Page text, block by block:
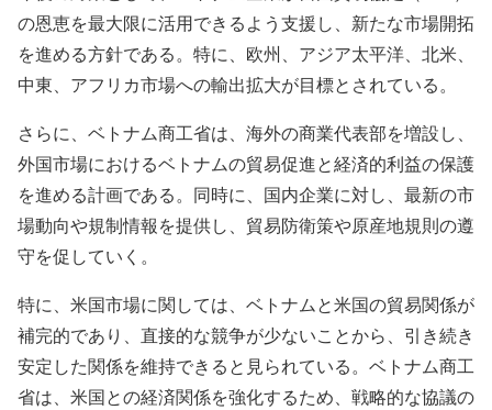
の恩恵を最大限に活用できるよう支援し、新たな市場開拓
を進める方針である。特に、欧州、アジア太平洋、北米、
中東、アフリカ市場への輸出拡大が目標とされている。
さらに、ベトナム商工省は、海外の商業代表部を増設し、
外国市場におけるベトナムの貿易促進と経済的利益の保護
を進める計画である。同時に、国内企業に対し、最新の市
場動向や規制情報を提供し、貿易防衛策や原産地規則の遵
守を促していく。
特に、米国市場に関しては、ベトナムと米国の貿易関係が
補完的であり、直接的な競争が少ないことから、引き続き
安定した関係を維持できると見られている。ベトナム商工
省は、米国との経済関係を強化するため、戦略的な協議の